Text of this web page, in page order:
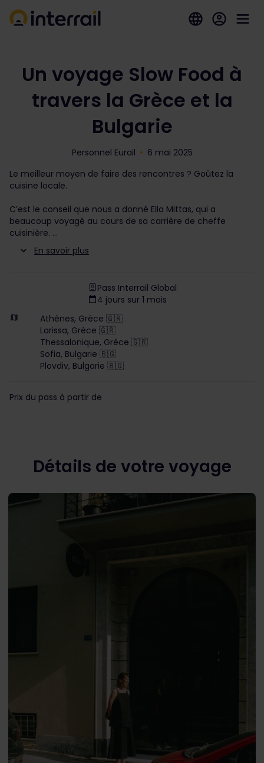
Un voyage Slow Food à
travers la Grèce et la
Bulgarie
Personnel Eurail
6 mai 2025
Le meilleur moyen de faire des rencontres ? Goûtez la
cuisine locale.
C’est le conseil que nous a donné Ella Mittas, qui a
beaucoup voyagé au cours de sa carrière de cheffe
cuisinière.
En savoir plus
Pass Interrail Global
4 jours sur 1 mois
Athènes, Grèce 🇬🇷
Larissa, Grèce 🇬🇷
Thessalonique, Grèce 🇬🇷
Sofia, Bulgarie 🇧🇬
Plovdiv, Bulgarie 🇧🇬
Prix du pass à partir de
Détails de votre voyage